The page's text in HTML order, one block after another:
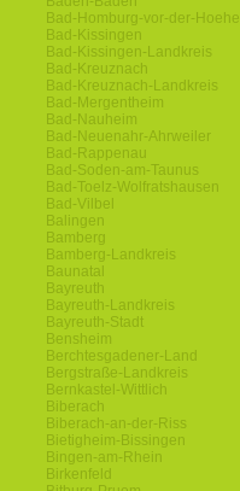
Bad-Homburg-vor-der-Hoehe
Bad-Kissingen
Bad-Kissingen-Landkreis
Bad-Kreuznach
Bad-Kreuznach-Landkreis
Bad-Mergentheim
Bad-Nauheim
Bad-Neuenahr-Ahrweiler
Bad-Rappenau
Bad-Soden-am-Taunus
Bad-Toelz-Wolfratshausen
Bad-Vilbel
Balingen
Bamberg
Bamberg-Landkreis
Baunatal
Bayreuth
Bayreuth-Landkreis
Bayreuth-Stadt
Bensheim
Berchtesgadener-Land
Bergstraße-Landkreis
Bernkastel-Wittlich
Biberach
Biberach-an-der-Riss
Bietigheim-Bissingen
Bingen-am-Rhein
Birkenfeld